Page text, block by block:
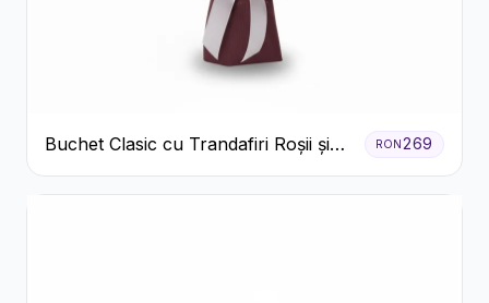
Buchet Clasic cu Trandafiri Roșii și
Crizanteme Albe
RON269